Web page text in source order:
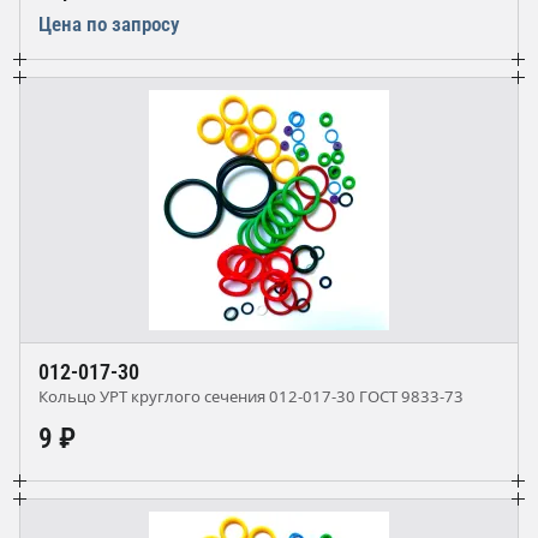
Цена по запросу
012-017-30
Кольцо УРТ круглого сечения 012-017-30 ГОСТ 9833-73
9 ₽